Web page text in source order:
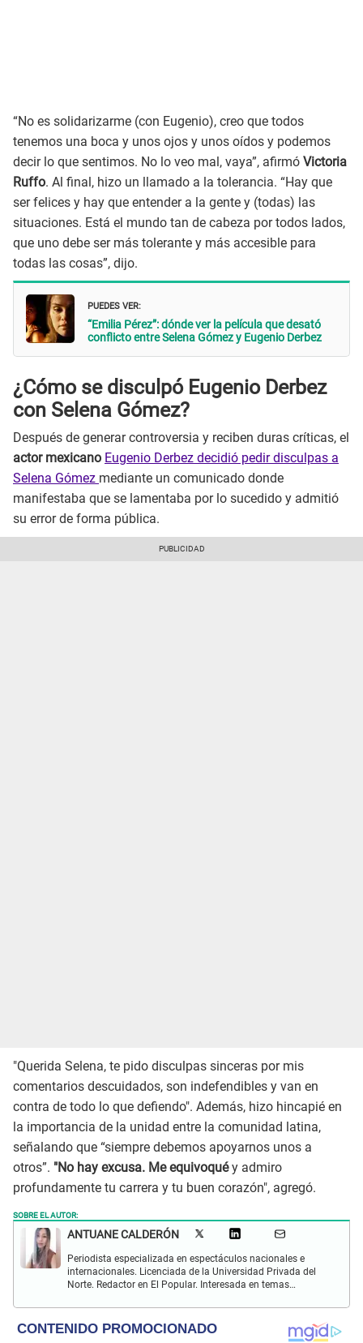
“No es solidarizarme (con Eugenio), creo que todos
tenemos una boca y unos ojos y unos oídos y podemos
decir lo que sentimos. No lo veo mal, vaya”, afirmó Victoria
Ruffo. Al final, hizo un llamado a la tolerancia. “Hay que
ser felices y hay que entender a la gente y (todas) las
situaciones. Está el mundo tan de cabeza por todos lados,
que uno debe ser más tolerante y más accesible para
todas las cosas”, dijo.
PUEDES VER:
“Emilia Pérez”: dónde ver la película que desató
conflicto entre Selena Gómez y Eugenio Derbez
¿Cómo se disculpó Eugenio Derbez
con Selena Gómez?
Después de generar controversia y reciben duras críticas, el
actor mexicano Eugenio Derbez decidió pedir disculpas a
Selena Gómez mediante un comunicado donde
manifestaba que se lamentaba por lo sucedido y admitió
su error de forma pública.
"Querida Selena, te pido disculpas sinceras por mis
comentarios descuidados, son indefendibles y van en
contra de todo lo que defiendo". Además, hizo hincapié en
la importancia de la unidad entre la comunidad latina,
señalando que “siempre debemos apoyarnos unos a
otros”. "No hay excusa. Me equivoquéy admiro
profundamente tu carrera y tu buen corazón", agregó.
SOBRE EL AUTOR:
ANTUANE CALDERÓN
Periodista especializada en espectáculos nacionales e
internacionales. Licenciada de la Universidad Privada del
Norte. Redactor en El Popular. Interesada en temas
y televisión.